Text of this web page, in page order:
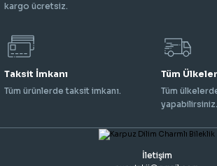
kargo ücretsiz.
Taksit İmkanı
Tüm ürünlerde taksit imkanı.
Tüm
Tüm
yapabilirsiniz.
İletişim